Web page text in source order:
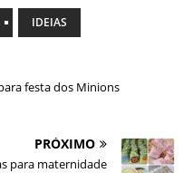
IDEIAS
festa dos Minions
PRÓXIMO
para maternidade